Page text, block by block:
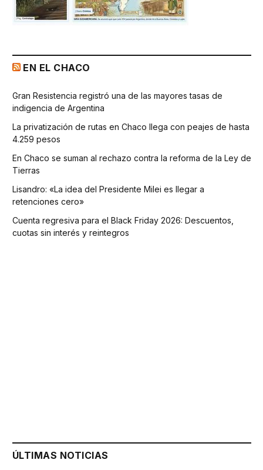
EN EL CHACO
Gran Resistencia registró una de las mayores tasas de
indigencia de Argentina
La privatización de rutas en Chaco llega con peajes de hasta
4.259 pesos
En Chaco se suman al rechazo contra la reforma de la Ley de
Tierras
Lisandro: «La idea del Presidente Milei es llegar a
retenciones cero»
Cuenta regresiva para el Black Friday 2026: Descuentos,
cuotas sin interés y reintegros
ÚLTIMAS NOTICIAS